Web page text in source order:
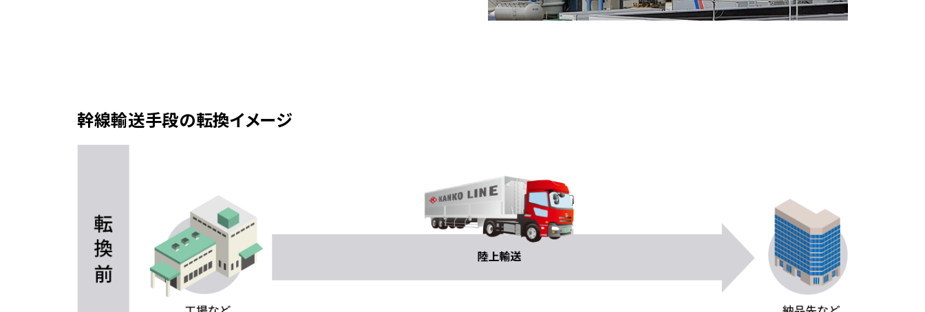
幹線輸送手段の転換イメージ